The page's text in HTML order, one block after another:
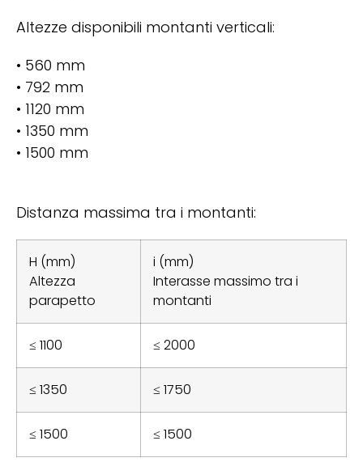
Altezze disponibili montanti verticali:
• 560 mm
• 792 mm
• 1120 mm
• 1350 mm
• 1500 mm
Distanza massima tra i montanti:
H (mm)
Altezza
parapetto
i (mm)
Interasse massimo tra i
montanti
≤ 1100 ≤ 2000
≤ 1350 ≤ 1750
≤ 1500 ≤ 1500